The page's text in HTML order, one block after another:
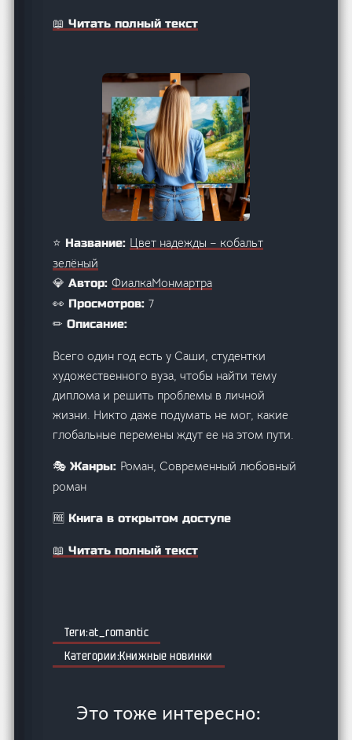
📖 Читать полный текст
⭐ Название: Цвет надежды – кобальт
зелёный
💎 Автор:ФиалкаМонмартра
👀 Просмотров:7
✏ Описание:
Всего один год есть у Саши, студентки
художественного вуза, чтобы найти тему
диплома и решить проблемы в личной
жизни. Никто даже подумать не мог, какие
глобальные перемены ждут ее на этом пути.
🎭 Жанры: Роман, Современный любовный
роман
🆓 Книга в открытом доступе
📖 Читать полный текст
at_romantic
Книжные новинки
Это тоже интересно: